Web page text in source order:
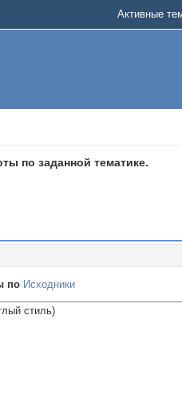
Активные
по заданной тематике.
по Исходники
стиль)